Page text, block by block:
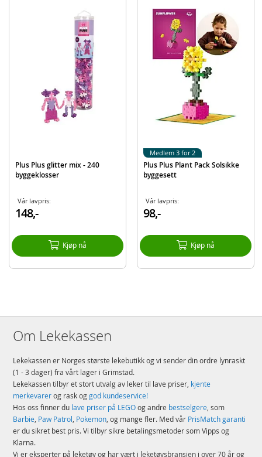
Tåler oppvaskmaskin og vaskemaskin
BPA-fri og ftalatfri
Mål, klosser: 20 x 12 mm
Produktdetaljer
5710409110532
Plus Plus glitter mix - 240
byggeklosser
Vår lavpris:
148,-
Kjøp nå
Plus Plus Plant Pack Solsikke
byggesett
Vår lavpris:
98,-
Kjøp nå
Medlem 3 for 2
Om Lekekassen
Lekekassen er Norges største lekebutikk og vi sender din ordre lynraskt
(1 - 3 dager) fra vårt lager i Grimstad.
Lekekassen tilbyr et stort utvalg av leker til lave priser, kjente
merkevarerog rask oggod kundeservice!
Hos oss finner du lave priser på LEGOog andre bestselgere, som
Barbie, Paw Patrol, Pokemon, og mange fler. Med vår PrisMatch garanti
er du sikret best pris. Vi tilbyr sikre betalingsmetoder som Vipps og
Klarna.
Vi er eksperter på leketøy og har vært i leketøysbransjen i over 70 år og